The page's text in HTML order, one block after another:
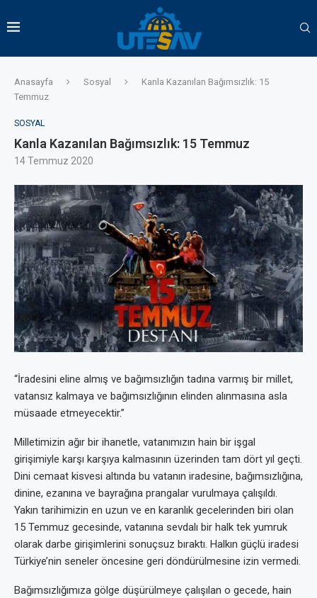
Anasayfa Sosyal
Kanla Kazanılan Bağımsızlık: 15
Temmuz
SOSYAL
Kanla Kazanılan Bağımsızlık: 15 Temmuz
14 Temmuz 2020
“İradesini eline almış ve bağımsızlığın tadına varmış bir millet,
vatansız kalmaya ve bağımsızlığının elinden alınmasına asla
müsaade etmeyecektir.”
Milletimizin ağır bir ihanetle, vatanımızın hain bir işgal
girişimiyle karşı karşıya kalmasının üzerinden tam dört yıl geçti.
Dini cemaat kisvesi altında bu vatanın iradesine, bağımsızlığına,
dinine, ezanına ve bayrağına prangalar vurulmaya çalışıldı.
Yakın tarihimizin en uzun ve en karanlık gecelerinden biri olan
15 Temmuz gecesinde, vatanına sevdalı bir halk tek yumruk
olarak darbe girişimlerini sonuçsuz bıraktı. Halkın güçlü iradesi
Türkiye’nin seneler öncesine geri döndürülmesine izin vermedi.
Bağımsızlığımıza gölge düşürülmeye çalışılan o gecede, hain